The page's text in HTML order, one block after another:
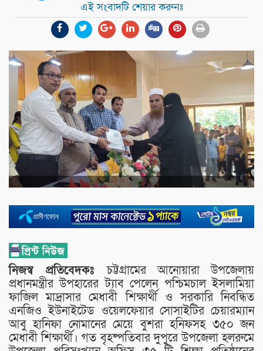
এই সংবাদটি শেয়ার করুনঃ
নিজস্ব প্রতিবেদকঃচট্টগ্রামের আনোয়ারা উপজেলায়
প্রধানমন্ত্রীর উপহারের ট্যাব পেলেন পশ্চিমচাল ইসলামিয়া
ফাজিল মাদ্রাসার মেধাবী শিক্ষার্থী ও সরকারি নিবন্ধিত
এনজিও ইউনাইটেড ওয়েলফেয়ার সোসাইটির চেয়ারম্যান
আবু হানিফা নোমানের মেয়ে বুশরা হনিফসহ ৩৫০ জন
মেধাবী শিক্ষার্থী। গত বৃহষ্পতিবার দুপুরে উপজেলা হলরুমে